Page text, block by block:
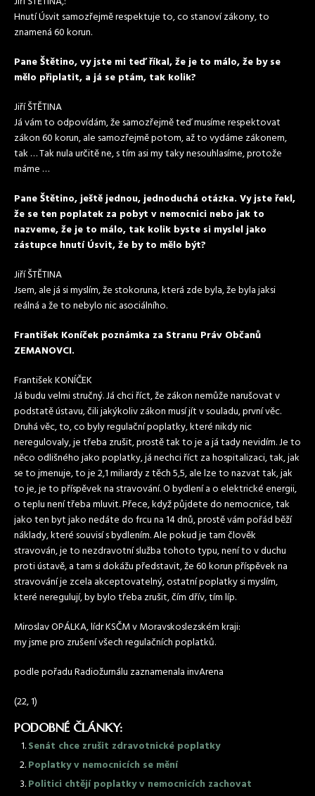
Hnutí Úsvit samozřejmě respektuje to, co stanoví zákony, to
znamená 60 korun.
Pane Štětino, vy jste mi teď říkal, že je to málo, že by se
mělo připlatit, a já se ptám, tak kolik?
Jiří ŠTĚTINA
Já vám to odpovídám, že samozřejmě teď musíme respektovat
zákon 60 korun, ale samozřejmě potom, až to vydáme zákonem,
tak … Tak nula určitě ne, s tím asi my taky nesouhlasíme, protože
máme …
Pane Štětino, ještě jednou, jednoduchá otázka. Vy jste řekl,
že se ten poplatek za pobyt v nemocnici nebo jak to
nazveme, že je to málo, tak kolik byste si myslel jako
zástupce hnutí Úsvit, že by to mělo být?
Jiří ŠTĚTINA
Jsem, ale já si myslím, že stokoruna, která zde byla, že byla jaksi
reálná a že to nebylo nic asociálního.
František Koníček poznámka za Stranu Práv Občanů
ZEMANOVCI.
František KONÍČEK
Já budu velmi stručný. Já chci říct, že zákon nemůže narušovat v
podstatě ústavu, čili jakýkoliv zákon musí jít v souladu, první věc.
Druhá věc, to, co byly regulační poplatky, které nikdy nic
neregulovaly, je třeba zrušit, prostě tak to je a já tady nevidím. Je to
něco odlišného jako poplatky, já nechci říct za hospitalizaci, tak, jak
se to jmenuje, to je 2,1 miliardy z těch 5,5, ale lze to nazvat tak, jak
to je, je to příspěvek na stravování. O bydlení a o elektrické energii,
o teplu není třeba mluvit. Přece, když půjdete do nemocnice, tak
jako ten byt jako nedáte do frcu na 14 dnů, prostě vám pořád běží
náklady, které souvisí s bydlením. Ale pokud je tam člověk
stravován, je to nezdravotní služba tohoto typu, není to v duchu
proti ústavě, a tam si dokážu představit, že 60 korun příspěvek na
stravování je zcela akceptovatelný, ostatní poplatky si myslím,
které neregulují, by bylo třeba zrušit, čím dřív, tím líp.
Miroslav OPÁLKA, lídr KSČM v Moravskoslezském kraji:
my jsme pro zrušení všech regulačních poplatků.
podle pořadu Radiožurnálu zaznamenala invArena
(22, 1)
PODOBNÉ ČLÁNKY:
Senát chce zrušit zdravotnické poplatky
Poplatky v nemocnicích se mění
Politici chtějí poplatky v nemocnicích zachovat